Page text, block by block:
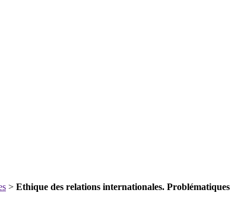
> Ethique des relations internationales. Problématiques